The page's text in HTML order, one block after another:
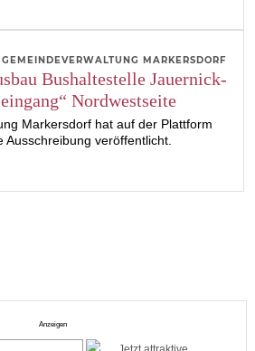
MARKERSDORF
Bushaltestelle Jauernick-
Nordwestseite
Markersdorf hat auf der Plattform
Ausschreibung veröffentlicht.
Anzeigen